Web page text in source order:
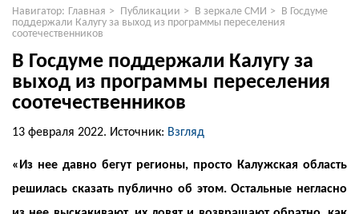
Навигатор: Главная > Публикации > В зеркале СМИ > В Госдуме
поддержали Калугу за выход из программы переселения
соотечественников
В Госдуме поддержали Калугу за
выход из программы переселения
соотечественников
13 февраля 2022. Источник: Взгляд
«Из нее давно бегут регионы, просто Калужская область
решилась сказать публично об этом. Остальные негласно